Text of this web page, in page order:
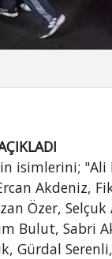
isimlerini; "Ali
Akdeniz,
Özer, Selçuk
Bulut, Sabri
Gürdal